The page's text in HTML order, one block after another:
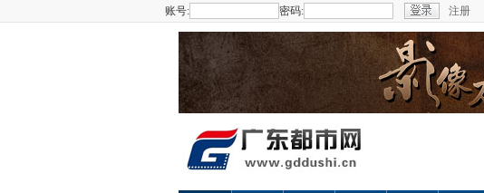
账号: 密码: 注册